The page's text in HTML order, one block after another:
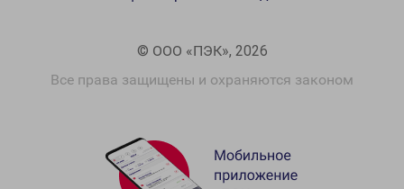
© ООО «ПЭК», 2026
Все права защищены и охраняются законом